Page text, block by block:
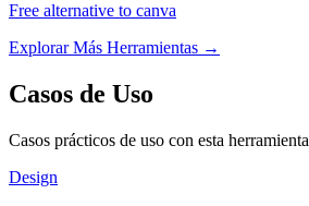
Free alternative to canva
Explorar Más Herramientas →
Casos de Uso
Casos prácticos de uso con esta herramienta
Design